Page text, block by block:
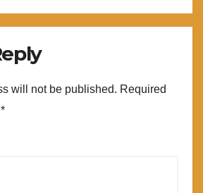
will not be published. Required
*